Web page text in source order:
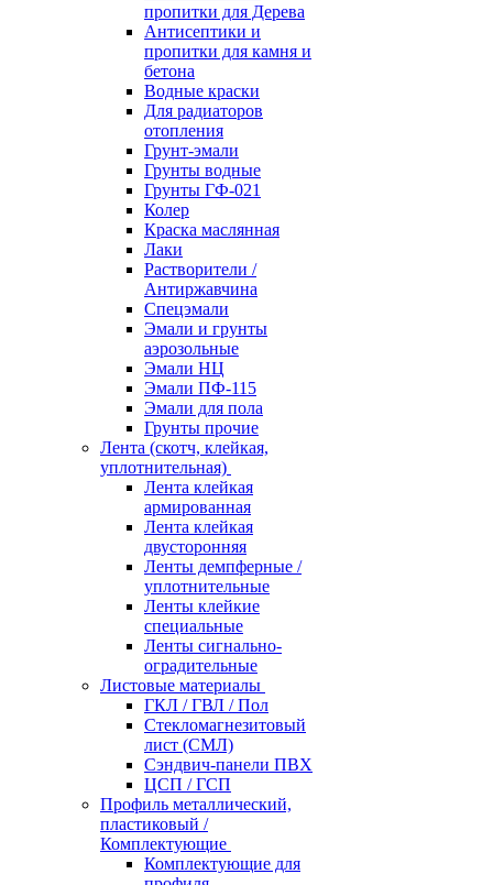
пропитки для Дерева
Антисептики и
пропитки для камня и
бетона
Водные краски
Для радиаторов
отопления
Грунт-эмали
Грунты водные
Грунты ГФ-021
Колер
Краска маслянная
Лаки
Растворители /
Антиржавчина
Спецэмали
Эмали и грунты
аэрозольные
Эмали НЦ
Эмали ПФ-115
Эмали для пола
Грунты прочие
Лента (скотч, клейкая,
уплотнительная)
Лента клейкая
армированная
Лента клейкая
двусторонняя
Ленты демпферные /
уплотнительные
Ленты клейкие
специальные
Ленты сигнально-
оградительные
Листовые материалы
ГКЛ / ГВЛ / Пол
Стекломагнезитовый
лист (СМЛ)
Сэндвич-панели ПВХ
ЦСП / ГСП
Профиль металлический,
пластиковый /
Комплектующие
Комплектующие для